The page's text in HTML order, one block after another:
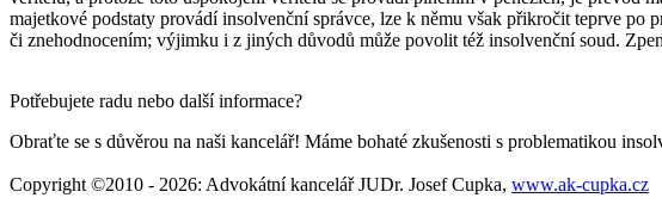
majetkové podstaty provádí insolvenční správce, lze k němu však přikročit teprve
či znehodnocením; výjimku i z jiných důvodů může povolit též insolvenční soud.
Potřebujete radu nebo další informace?
Obraťte se s důvěrou na naši kancelář! Máme bohaté zkušenosti s problematikou
Copyright ©2010 - 2026: Advokátní kancelář JUDr. Josef Cupka, www.ak-cupka.cz